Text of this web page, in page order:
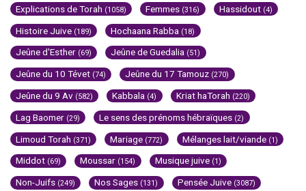
Explications de Torah (1058) Femmes (316) Hassidout (4)
Histoire Juive (189) Hochaana Rabba (18)
Jeûne d'Esther (69) Jeûne de Guedalia (51)
Jeûne du 10 Tévet (74) Jeûne du 17 Tamouz (270)
Jeûne du 9 Av (582) Kabbala (4) Kriat haTorah (220)
Lag Baomer (29) Le sens des prénoms hébraïques (2)
Limoud Torah (371) Mariage (772) Mélanges lait/viande (1)
Middot (69) Moussar (154) Musique juive (1)
Non-Juifs (249) Nos Sages (131) Pensée Juive (3087)